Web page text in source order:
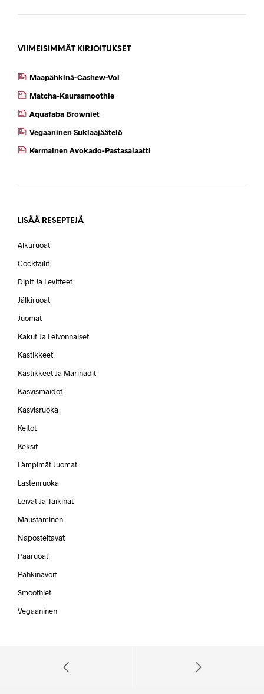
VIIMEISIMMÄT KIRJOITUKSET
Maapähkinä-Cashew-Voi
Matcha-Kaurasmoothie
Aquafaba Browniet
Vegaaninen Suklaajäätelö
Kermainen Avokado-Pastasalaatti
LISÄÄ RESEPTEJÄ
Alkuruoat
Cocktailit
Dipit Ja Levitteet
Jälkiruoat
Juomat
Kakut Ja Leivonnaiset
Kastikkeet
Kastikkeet Ja Marinadit
Kasvismaidot
Kasvisruoka
Keitot
Keksit
Lämpimät Juomat
Lastenruoka
Leivät Ja Taikinat
Maustaminen
Naposteltavat
Pääruoat
Pähkinävoit
Smoothiet
Vegaaninen